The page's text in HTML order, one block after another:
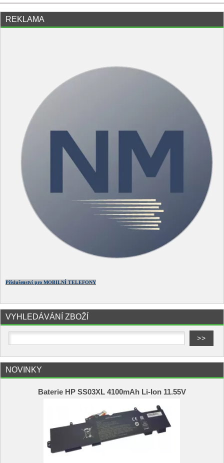
REKLAMA
Příslušenství pro MOBILNÍ TELEFONY
VYHLEDÁVÁNÍ ZBOŽÍ
NOVINKY
Baterie HP SS03XL 4100mAh Li-Ion 11.55V